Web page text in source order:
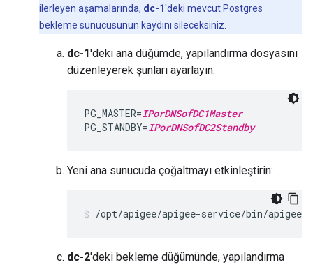
ilerleyen aşamalarında, dc-1'deki mevcut Postgres
bekleme sunucusunun kaydını sileceksiniz.
dc-1'deki ana düğümde, yapılandırma dosyasını
düzenleyerek şunları ayarlayın:
PG_MASTER=IPorDNSofDC1Master
PG_STANDBY=IPorDNSofDC2Standby
Yeni ana sunucuda çoğaltmayı etkinleştirin:
/opt/apigee/apigee-service/bin/
dc-2'deki bekleme düğümünde, yapılandırma